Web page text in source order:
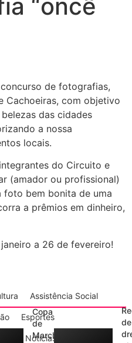
“oncê
de fotografias,
Cachoeiras, com objetivo
das cidades
a nossa
locais.
do Circuito e
(amador ou profissional)
foto bem bonita de uma
a prêmios em dinheiro,
a 26 de fevereiro!
Assistência Social
Esportes
Notícias
Copa
de
Marcha
de